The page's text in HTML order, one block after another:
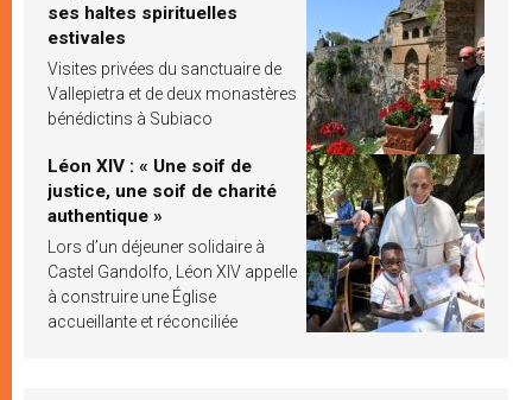
ses haltes spirituelles
estivales
Visites privées du sanctuaire de
Vallepietra et de deux monastères
bénédictins à Subiaco
Léon XIV : « Une soif de
justice, une soif de charité
authentique »
Lors d’un déjeuner solidaire à
Castel Gandolfo, Léon XIV appelle
à construire une Église
accueillante et réconciliée